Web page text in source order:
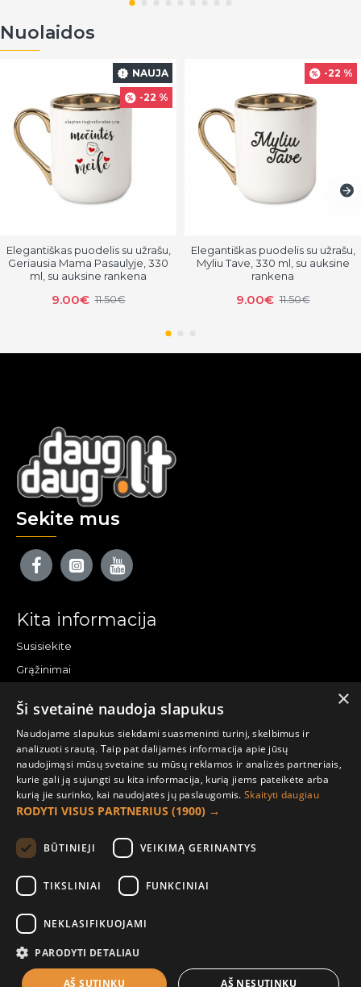
Nuolaidos
NAUJA
-22 %
Elegantiškas puodelis su užrašu,
Geriausia Mama Pasaulyje, 330
ml, su auksine rankena
9.00€ 11.50€
-22 %
Elegantiškas puodelis su užrašu,
Myliu Tave, 330 ml, su auksine
rankena
9.00€ 11.50€
Sekite mus
Kita informacija
Susisiekite
Grąžinimai
Pirkėjo paskyra
Mano paskyra
Užsakymai
Naujienlaiškiai
Informacija užsakovui
Apie mus
Pristatymo informacija
Privatumo ir slapukų politika
Sąlygos ir taisyklės
×
Ši svetainė naudoja slapukus
Naudojame slapukus siekdami suasmeninti turinį, skelbimus ir
analizuoti srautą. Taip pat dalijamės informacija apie jūsų
naudojimąsi mūsų svetaine su mūsų reklamos ir analizės partneriais,
kurie gali ją sujungti su kita informacija, kurią jiems pateikėte arba
kurią jie surinko, kai naudojatės jų paslaugomis.Skaityti daugiau
RODYTI VISUS PARTNERIUS (1900) →
BŪTINIEJI VEIKIMĄ GERINANTYS
TIKSLINIAI FUNKCINIAI
NEKLASIFIKUOJAMI
PARODYTI DETALIAU
AŠ SUTINKU AŠ NESUTINKU